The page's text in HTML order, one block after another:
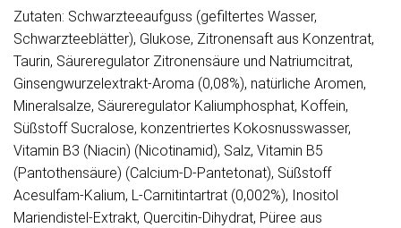
Zutaten: Schwarzteeaufguss (gefiltertes Wasser,
Schwarzteeblätter), Glukose, Zitronensaft aus Konzentrat,
Taurin, Säureregulator Zitronensäure und Natriumcitrat,
Ginsengwurzelextrakt-Aroma (0,08%), natürliche Aromen,
Mineralsalze, Säureregulator Kaliumphosphat, Koffein,
Süßstoff Sucralose, konzentriertes Kokosnusswasser,
Vitamin B3 (Niacin) (Nicotinamid), Salz, Vitamin B5
(Pantothensäure) (Calcium-D-Pantetonat), Süßstoff
Acesulfam-Kalium, L-Carnitintartrat (0,002%), Inositol
Mariendistel-Extrakt, Quercitin-Dihydrat, Püree aus